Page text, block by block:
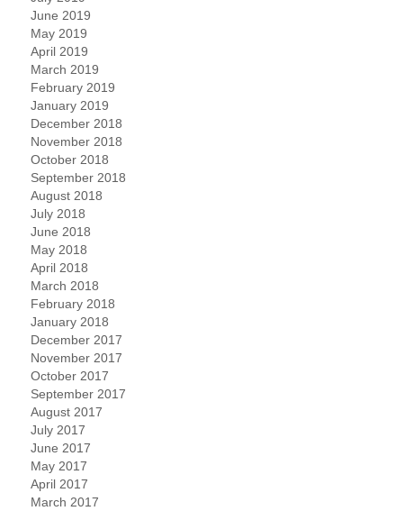
June 2019
May 2019
April 2019
March 2019
February 2019
January 2019
December 2018
November 2018
October 2018
September 2018
August 2018
July 2018
June 2018
May 2018
April 2018
March 2018
February 2018
January 2018
December 2017
November 2017
October 2017
September 2017
August 2017
July 2017
June 2017
May 2017
April 2017
March 2017